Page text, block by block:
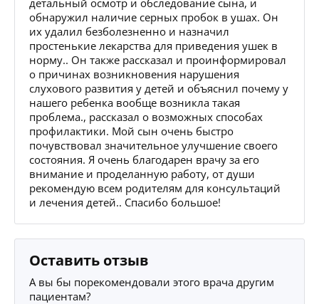
обнаружил наличие серных пробок в ушах. Он
их удалил безболезненно и назначил
простенькие лекарства для приведения ушек в
норму.. Он также рассказал и проинформировал
о причинах возникновения нарушения
слухового развития у детей и объяснил почему у
нашего ребенка вообще возникла такая
проблема., рассказал о возможных способах
профилактики. Мой сын очень быстро
почувствовал значительное улучшение своего
состояния. Я очень благодарен врачу за его
внимание и проделанную работу, от души
рекомендую всем родителям для консультаций
и лечения детей.. Спасибо большое!
Оставить отзыв
А вы бы порекомендовали этого врача другим
пациентам?